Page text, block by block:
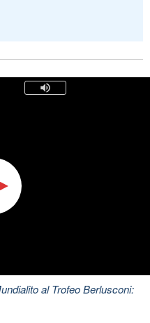
al Trofeo Berlusconi: